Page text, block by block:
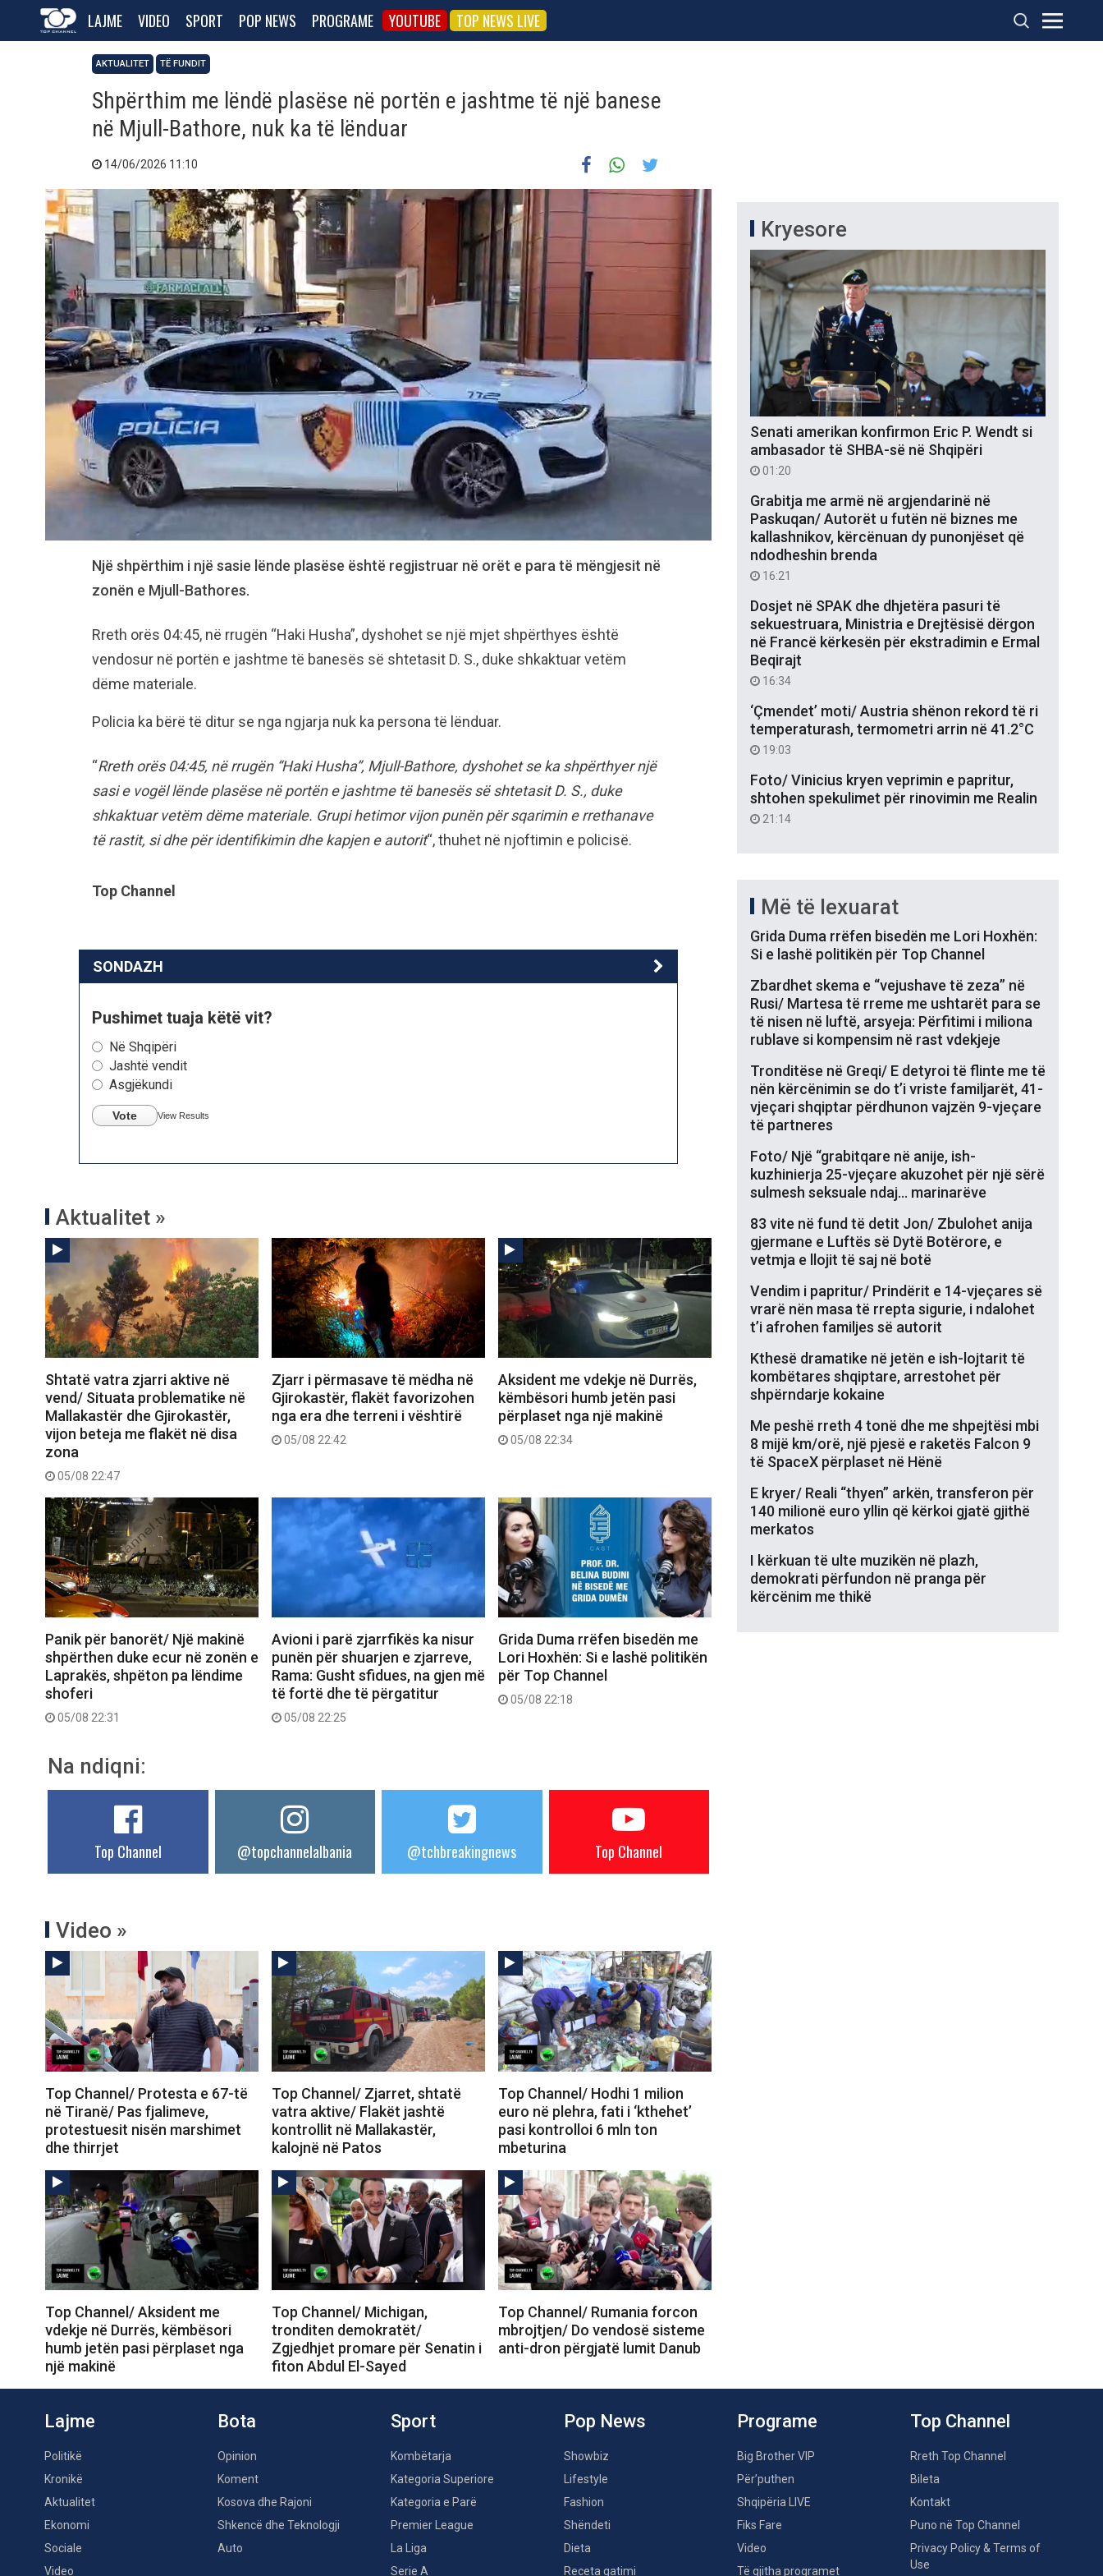
LAJME VIDEO SPORT POP NEWS PROGRAME YOUTUBE TOP NEWS LIVE
AKTUALITET TË FUNDIT
Shpërthim me lëndë plasëse në portën e jashtme të një banese
në Mjull-Bathore, nuk ka të lënduar
14/06/2026 11:10
Një shpërthim i një sasie lënde plasëse është regjistruar në orët e para të mëngjesit në
zonën e Mjull-Bathores.
Rreth orës 04:45, në rrugën “Haki Husha”, dyshohet se një mjet shpërthyes është
vendosur në portën e jashtme të banesës së shtetasit D. S., duke shkaktuar vetëm
dëme materiale.
Policia ka bërë të ditur se nga ngjarja nuk ka persona të lënduar.
“Rreth orës 04:45, në rrugën “Haki Husha”, Mjull-Bathore, dyshohet se ka shpërthyer një
sasi e vogël lënde plasëse në portën e jashtme të banesës së shtetasit D. S., duke
shkaktuar vetëm dëme materiale. Grupi hetimor vijon punën për sqarimin e rrethanave
të rastit, si dhe për identifikimin dhe kapjen e autorit“, thuhet në njoftimin e policisë.
Top Channel
SONDAZH
Pushimet tuaja këtë vit?
Në Shqipëri
Jashtë vendit
Asgjëkundi
Vote View Results
Aktualitet »
Shtatë vatra zjarri aktive në
vend/ Situata problematike në
Mallakastër dhe Gjirokastër,
vijon beteja me flakët në disa
zona
05/08 22:47
Zjarr i përmasave të mëdha në
Gjirokastër, flakët favorizohen
nga era dhe terreni i vështirë
05/08 22:42
Aksident me vdekje në Durrës,
këmbësori humb jetën pasi
përplaset nga një makinë
05/08 22:34
Panik për banorët/ Një makinë
shpërthen duke ecur në zonën e
Laprakës, shpëton pa lëndime
shoferi
05/08 22:31
Avioni i parë zjarrfikës ka nisur
punën për shuarjen e zjarreve,
Rama: Gusht sfidues, na gjen më
të fortë dhe të përgatitur
05/08 22:25
Grida Duma rrëfen bisedën me
Lori Hoxhën: Si e lashë politikën
për Top Channel
05/08 22:18
Na ndiqni:
Top Channel @topchannelalbania @tchbreakingnews Top Channel
Video »
Top Channel/ Protesta e 67-të
në Tiranë/ Pas fjalimeve,
protestuesit nisën marshimet
dhe thirrjet
Top Channel/ Zjarret, shtatë
vatra aktive/ Flakët jashtë
kontrollit në Mallakastër,
kalojnë në Patos
Top Channel/ Hodhi 1 milion
euro në plehra, fati i ‘kthehet’
pasi kontrolloi 6 mln ton
mbeturina
Top Channel/ Aksident me
vdekje në Durrës, këmbësori
humb jetën pasi përplaset nga
një makinë
Top Channel/ Michigan,
tronditen demokratët/
Zgjedhjet promare për Senatin i
fiton Abdul El-Sayed
Top Channel/ Rumania forcon
mbrojtjen/ Do vendosë sisteme
anti-dron përgjatë lumit Danub
Kryesore
Senati amerikan konfirmon Eric P. Wendt si
ambasador të SHBA-së në Shqipëri
01:20
Grabitja me armë në argjendarinë në
Paskuqan/ Autorët u futën në biznes me
kallashnikov, kërcënuan dy punonjëset që
ndodheshin brenda
16:21
Dosjet në SPAK dhe dhjetëra pasuri të
sekuestruara, Ministria e Drejtësisë dërgon
në Francë kërkesën për ekstradimin e Ermal
Beqirajt
16:34
‘Çmendet’ moti/ Austria shënon rekord të ri
temperaturash, termometri arrin në 41.2°C
19:03
Foto/ Vinicius kryen veprimin e papritur,
shtohen spekulimet për rinovimin me Realin
21:14
Më të lexuarat
Grida Duma rrëfen bisedën me Lori Hoxhën:
Si e lashë politikën për Top Channel
Zbardhet skema e “vejushave të zeza” në
Rusi/ Martesa të rreme me ushtarët para se
të nisen në luftë, arsyeja: Përfitimi i miliona
rublave si kompensim në rast vdekjeje
Tronditëse në Greqi/ E detyroi të flinte me të
nën kërcënimin se do t’i vriste familjarët, 41-
vjeçari shqiptar përdhunon vajzën 9-vjeçare
të partneres
Foto/ Një “grabitqare në anije, ish-
kuzhinierja 25-vjeçare akuzohet për një sërë
sulmesh seksuale ndaj… marinarëve
83 vite në fund të detit Jon/ Zbulohet anija
gjermane e Luftës së Dytë Botërore, e
vetmja e llojit të saj në botë
Vendim i papritur/ Prindërit e 14-vjeçares së
vrarë nën masa të rrepta sigurie, i ndalohet
t’i afrohen familjes së autorit
Kthesë dramatike në jetën e ish-lojtarit të
kombëtares shqiptare, arrestohet për
shpërndarje kokaine
Me peshë rreth 4 tonë dhe me shpejtësi mbi
8 mijë km/orë, një pjesë e raketës Falcon 9
të SpaceX përplaset në Hënë
E kryer/ Reali “thyen” arkën, transferon për
140 milionë euro yllin që kërkoi gjatë gjithë
merkatos
I kërkuan të ulte muzikën në plazh,
demokrati përfundon në pranga për
kërcënim me thikë
Lajme
Politikë
Kronikë
Aktualitet
Ekonomi
Sociale
Video
Bota
Opinion
Koment
Kosova dhe Rajoni
Shkencë dhe Teknologji
Auto
Sport
Kombëtarja
Kategoria Superiore
Kategoria e Parë
Premier League
La Liga
Serie A
Pop News
Showbiz
Lifestyle
Fashion
Shëndeti
Dieta
Receta gatimi
Programe
Big Brother VIP
Për’puthen
Shqipëria LIVE
Fiks Fare
Video
Të gjitha programet
Top Channel
Rreth Top Channel
Bileta
Kontakt
Puno në Top Channel
Privacy Policy & Terms of
Use